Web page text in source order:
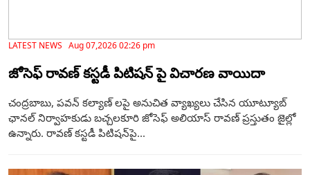
LATEST NEWS Aug 07,2026 02:26 pm
జోసెఫ్ రావణ్ కస్టడీ పిటిషన్ పై విచారణ వాయిదా
చంద్రబాబు, పవన్ కల్యాణ్ లపై అనుచిత వ్యాఖ్యలు చేసిన యూట్యూబ్
ఛానల్ నిర్వాహకుడు బచ్చలకూరి జోసెఫ్ అలియాస్ రావణ్ ప్రస్తుతం జైల్లో
ఉన్నారు. రావణ్ కస్టడీ పిటిషన్‌పై...